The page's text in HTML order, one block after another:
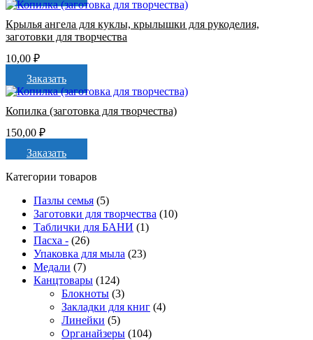
Крылья ангела для куклы, крылышки для рукоделия,
заготовки для творчества
10,00 ₽
Заказать
Копилка (заготовка для творчества)
150,00 ₽
Заказать
Категории товаров
Пазлы семья (5)
Заготовки для творчества (10)
Таблички для БАНИ (1)
Пасха - (26)
Упаковка для мыла (23)
Медали (7)
Канцтовары (124)
Блокноты (3)
Закладки для книг (4)
Линейки (5)
Органайзеры (104)